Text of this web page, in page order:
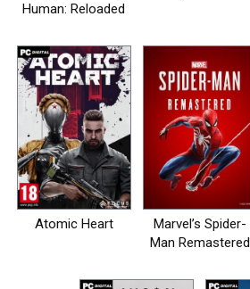
Human: Reloaded
Atomic Heart
Marvel’s Spider-
Man Remastered